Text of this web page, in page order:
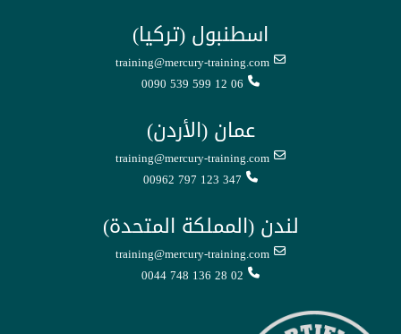
اسطنبول (تركيا)
training@mercury-training.com
0090 539 599 12 06
عمان (الأردن)
training@mercury-training.com
00962 797 123 347
لندن (المملكة المتحدة)
training@mercury-training.com
0044 748 136 28 02